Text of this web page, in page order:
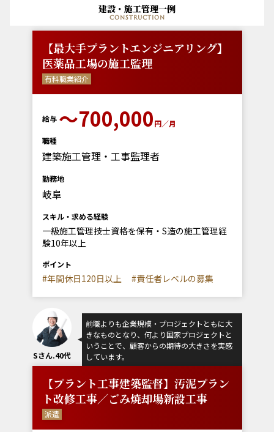
建設・施工管理一例
construction
【最大手プラントエンジニアリング】
医薬品工場の施工監理
有料職業紹介
給与 〜700,000円／月
職種
建築施工管理・工事監理者
勤務地
岐阜
スキル・求める経験
一級施工管理技士資格を保有・S造の施工管理経
験10年以上
ポイント
#年間休日120日以上 #責任者レベルの募集
Sさん.40代
前職よりも企業規模・プロジェクトともに大
きなものとなり、何より国家プロジェクトと
いうことで、顧客からの期待の大きさを実感
しています。
【プラント工事建築監督】汚泥プラン
ト改修工事／ごみ焼却場新設工事
派遣